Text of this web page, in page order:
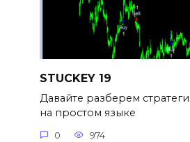
STUCKEY 19
Давайте разберем
на простом языке
0 974